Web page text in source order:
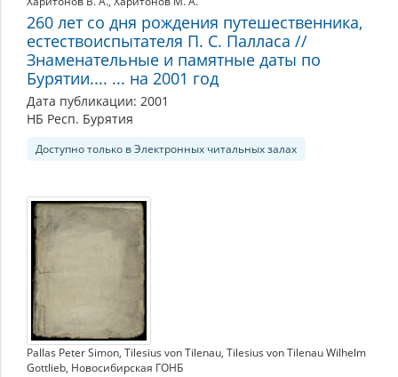
260 лет со дня рождения путешественника,
естествоиспытателя П. С. Палласа //
Знаменательные и памятные даты по
Бурятии.... ... на 2001 год
Дата публикации: 2001
НБ Респ. Бурятия
Доступно только в Электронных читальных залах
Pallas Peter Simon Tilesius von Tilenau Tilesius von Tilenau Wilhelm
Gottlieb Новосибирская ГОНБ